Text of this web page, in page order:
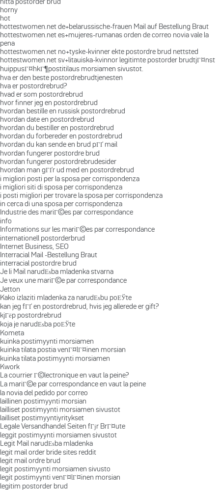
horny
hot
hottestwomen.net de+belarussische-frauen Mail auf Bestellung Braut
hottestwomen.net es+mujeres-rumanas orden de correo novia vale la
pena
hottestwomen.net no+tyske-kvinner ekte postordre brud nettsted
hottestwomen.net sv+litauiska-kvinnor legitimte postorder brudtjГ¤nst
huippusГ¤hkГ¶postitilaus morsiamen sivustot.
hva er den beste postordrebrudtjenesten
hva er postordrebrud?
hvad er som postordrebrud
hvor finner jeg en postordrebrud
hvordan bestille en russisk postordrebrud
hvordan date en postordrebrud
hvordan du bestiller en postordrebrud
hvordan du forbereder en postordrebrud
hvordan du kan sende en brud pГҐ mail
hvordan fungerer postordre brud
hvordan fungerer postordrebrudesider
hvordan man gГҐr ud med en postordrebrud
i migliori posti per la sposa per corrispondenza
i migliori siti di sposa per corrispondenza
i posti migliori per trovare la sposa per corrispondenza
in cerca di una sposa per corrispondenza
Industrie des mariГ©es par correspondance
info
Informations sur les mariГ©es par correspondance
internationell postorderbrud
Internet Business, SEO
Interracial Mail -Bestellung Braut
interracial postordre brud
Je li Mail narudЕѕba mladenka stvarna
Je veux une mariГ©e par correspondance
Jetton
Kako izlaziti mladenka za narudЕѕbu poЕЎte
kan jeg fГҐ en postordrebrud, hvis jeg allerede er gift?
kjГёp postordrebrud
koja je narudЕѕba poЕЎte
Kometa
kuinka postimyynti morsiamen
kuinka tilata postia venГ¤lГ¤inen morsian
kuinka tilata postimyynti morsiamen
Kwork
La courrier Г©lectronique en vaut la peine?
La mariГ©e par correspondance en vaut la peine
la novia del pedido por correo
laillinen postimyynti morsian
lailliset postimyynti morsiamen sivustot
lailliset postimyyntiyritykset
Legale Versandhandel Seiten fГјr BrГ¤ute
leggit postimyynti morsiamen sivustot
Legit Mail narudЕѕba mladenka
legit mail order bride sites reddit
legit mail ordre brud
legit postimyynti morsiamen sivusto
legit postimyynti venГ¤lГ¤inen morsian
legitim postorder brud